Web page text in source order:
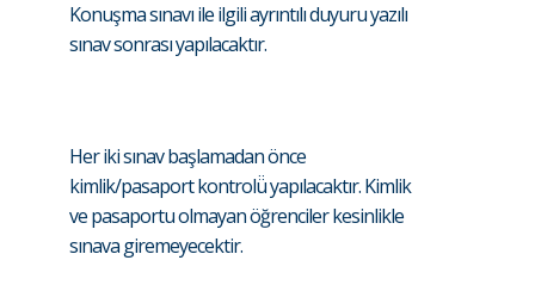
Konuşma sınavı ile ilgili ayrıntılı duyuru yazılı
sınav sonrası yapılacaktır.
Her iki sınav başlamadan önce
kimlik/pasaport kontrolü̈ yapılacaktır. Kimlik
ve pasaportu olmayan öğrenciler kesinlikle
sınava giremeyecektir.